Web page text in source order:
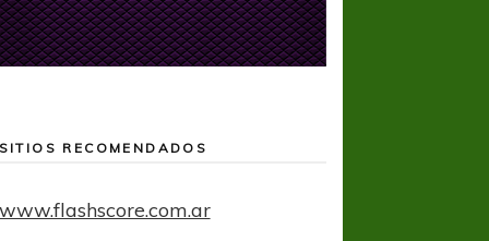
SITIOS RECOMENDADOS
www.flashscore.com.ar